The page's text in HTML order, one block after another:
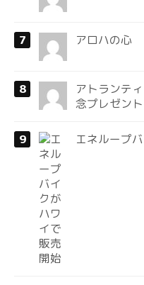
アロハの心
アトランテ
念プレゼント
エネループ